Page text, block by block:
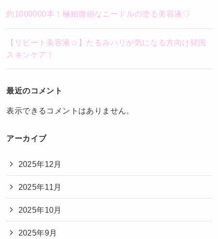
約1000000本！極細微細なニードルの塗る美容液♡
【リピート美容液☆】たるみハリが気になる方向け韓国
スキンケア！
最近のコメント
表示できるコメントはありません。
アーカイブ
2025年12月
2025年11月
2025年10月
2025年9月